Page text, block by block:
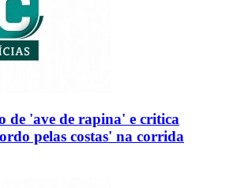
de 'ave de rapina' e critica
pelas costas' na corrida